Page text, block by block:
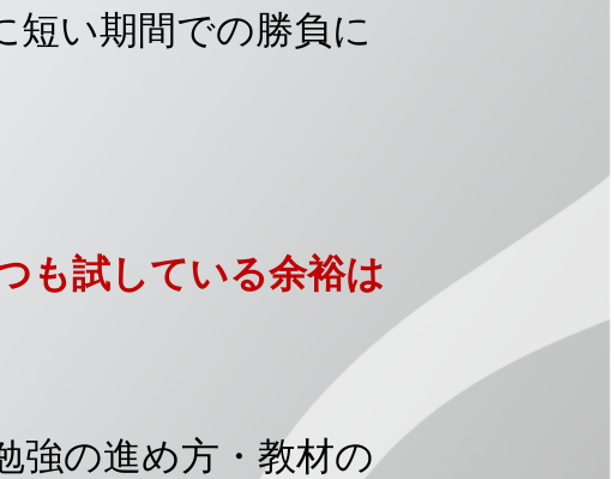
短い期間での勝負に
も試している余裕は
強の進め方・教材の